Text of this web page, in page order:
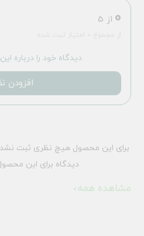
0 از 5
دیدگاه خود را درباره
افزودن
برای این محصول هیچ نظری ثبت
دیدگاه برای این
مشاهده همه